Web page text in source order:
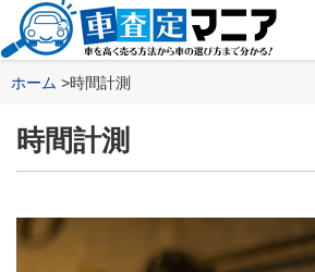
ホーム 時間計測
時間計測